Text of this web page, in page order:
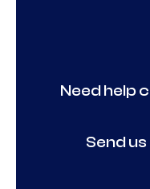
Need help
Send